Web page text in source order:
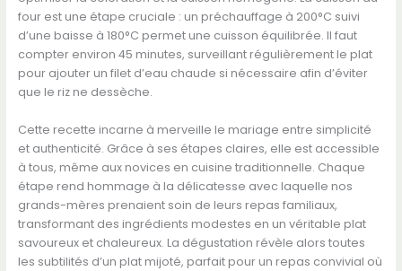
four est une étape cruciale : un préchauffage à 200°C suivi
d’une baisse à 180°C permet une cuisson équilibrée. Il faut
compter environ 45 minutes, surveillant régulièrement le plat
pour ajouter un filet d’eau chaude si nécessaire afin d’éviter
que le riz ne dessèche.
Cette recette incarne à merveille le mariage entre simplicité
et authenticité. Grâce à ses étapes claires, elle est accessible
à tous, même aux novices en cuisine traditionnelle. Chaque
étape rend hommage à la délicatesse avec laquelle nos
grands-mères prenaient soin de leurs repas familiaux,
transformant des ingrédients modestes en un véritable plat
savoureux et chaleureux. La dégustation révèle alors toutes
les subtilités d’un plat mijoté, parfait pour un repas convivial où